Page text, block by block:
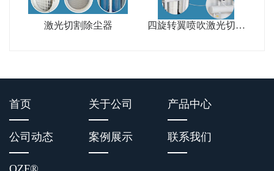
激光切割除尘器
四旋转翼喷吹激光切割
首页 关于公司 产品中心
公司动态 案例展示 联系我们
OZF®